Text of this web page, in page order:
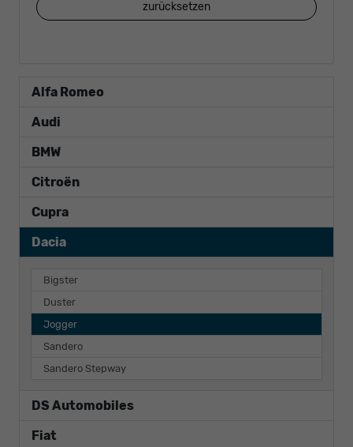
zurücksetzen
Alfa Romeo
Audi
BMW
Citroën
Cupra
Dacia
Bigster
Duster
Jogger
Sandero
Sandero Stepway
DS Automobiles
Fiat